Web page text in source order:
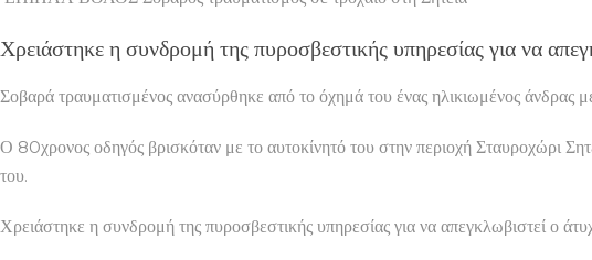
Χρειάστηκε η συνδρομή της πυροσβεστικής υπηρεσίας για να
Σοβαρά τραυματισμένος ανασύρθηκε από το όχημά του ένας ηλικιωμένος άνδρας
Ο 80χρονος οδηγός βρισκόταν με το αυτοκίνητό του στην περιοχή Σταυροχώρι
του.
Χρειάστηκε η συνδρομή της πυροσβεστικής υπηρεσίας για να απεγκλωβιστεί ο